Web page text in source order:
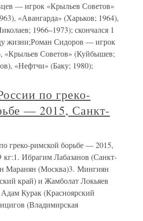
— игрок «Крыльев Советов»
«Авангарда» (Харьков; 1964),
1966–1973); скончался 1
жизни;Роман Сидоров — игрок
«Крыльев Советов» (Куйбышев;
«Нефтчи» (Баку; 1980);
по греко-
— 2015, Санкт-
греко-римской борьбе — 2015,
кг:1. Ибрагим Лабазанов (Санкт-
Маранян (Москва)3. Мингиян
край) и Жамболат Локьяев
Курак (Красноярский
(Владимирская